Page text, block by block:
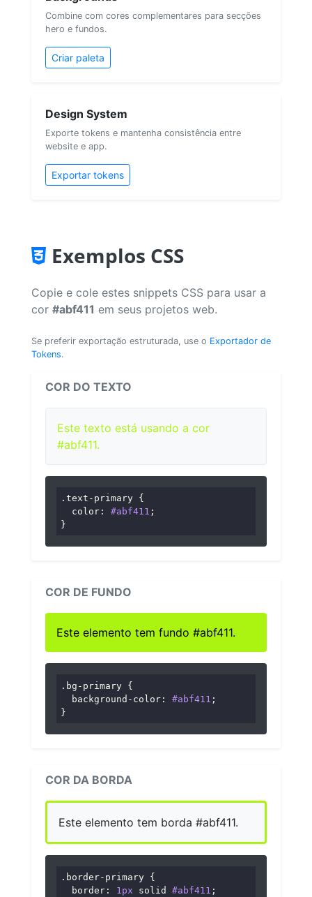
Combine com cores complementares para secções
hero e fundos.
Criar paleta
Design System
Exporte tokens e mantenha consistência entre
website e app.
Exportar tokens
Exemplos CSS
Copie e cole estes snippets CSS para usar a
cor #abf411 em seus projetos web.
Se preferir exportação estruturada, use o Exportador de
Tokens.
COR DO TEXTO
Este texto está usando a cor
#abf411.
.text-primary {
color : #abf411 ;
}
COR DE FUNDO
Este elemento tem fundo #abf411.
.bg-primary {
background-color : #abf411 ;
}
COR DA BORDA
Este elemento tem borda #abf411.
.border-primary {
border : 1px solid #abf411 ;